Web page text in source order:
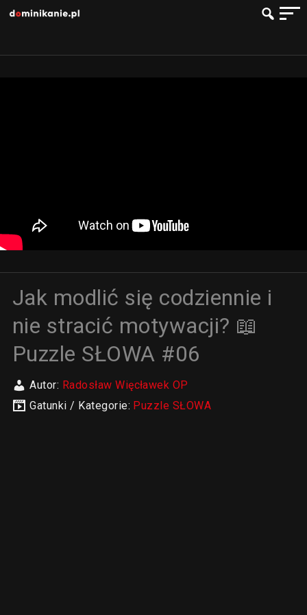
Jak modlić się codziennie i
nie stracić motywacji? 📖
Puzzle SŁOWA #06
Autor: Radosław Więcławek OP
Gatunki / Kategorie: Puzzle SŁOWA